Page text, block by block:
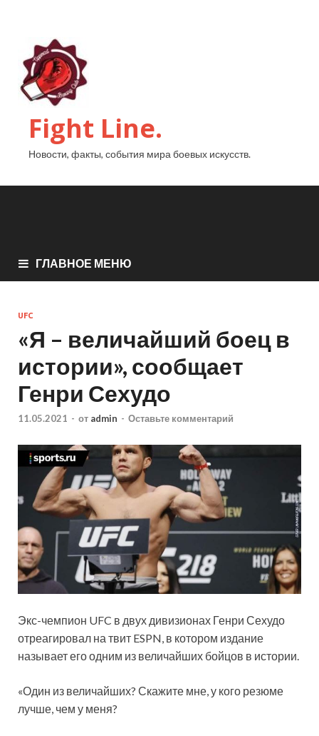
Fight Line.
Новости, факты, события мира боевых искусств.
ГЛАВНОЕ МЕНЮ
UFC
«Я – величайший боец в
истории», сообщает
Генри Сехудо
11.05.2021 - от admin - Оставьте комментарий
Экс-чемпион UFC в двух дивизионах Генри Сехудо
отреагировал на твит ESPN, в котором издание
называет его одним из величайших бойцов в истории.
«Один из величайших? Скажите мне, у кого резюме
лучше, чем у меня?